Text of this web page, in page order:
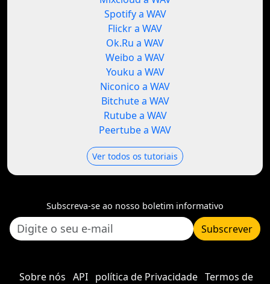
Spotify a WAV
Flickr a WAV
Ok.Ru a WAV
Weibo a WAV
Youku a WAV
Niconico a WAV
Bitchute a WAV
Rutube a WAV
Peertube a WAV
Ver todos os tutoriais
Subscreva-se ao nosso boletim informativo
Subscrever
Sobre nós API política de Privacidade Termos de